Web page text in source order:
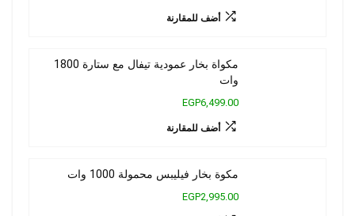
أضف للمقارنة
مكواة بخار عمودية تيفال مع ستارة 1800
وات
EGP6,499.00
أضف للمقارنة
مكوة بخار فيليبس محمولة 1000 وات
EGP2,995.00